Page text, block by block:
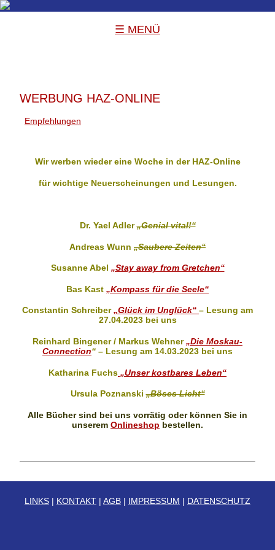
☰ MENÜ
WERBUNG HAZ-ONLINE
Empfehlungen
Wir werben wieder eine Woche in der HAZ-Online
für wichtige Neuerscheinungen und Lesungen.
Dr. Yael Adler „Genial vital!“
Andreas Wunn „Saubere Zeiten“
Susanne Abel „Stay away from Gretchen“
Bas Kast „Kompass für die Seele“
Constantin Schreiber „Glück im Unglück“ – Lesung am
27.04.2023 bei uns
Reinhard Bingener / Markus Wehner „Die Moskau-
Connection“ – Lesung am 14.03.2023 bei uns
Katharina Fuchs „Unser kostbares Leben“
Ursula Poznanski „Böses Licht“
Alle Bücher sind bei uns vorrätig oder können Sie in
unserem Onlineshop bestellen.
LINKS | KONTAKT | AGB | IMPRESSUM | DATENSCHUTZ